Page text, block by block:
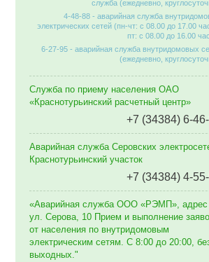
служба (ежедневно,
4-48-88 - аварийная служба
электрических сетей (пн-чт: с 08.00 до 17.00
пт: с 08.00 до 16.00
6-27-95 - аварийная служба внутридомовых
(ежедневно,
Служба по приему населения ОАО
«Краснотурьинский расчетный центр»
+7 (34384) 6-
Аварийная служба Серовских
Краснотурьинский участок
+7 (34384) 4-
«Аварийная служба ООО «РЭМП», адрес
ул. Серова, 10 Прием и выполнение
от населения по внутридомовым
электрическим сетям. C 8:00 до 20:00,
выходных."